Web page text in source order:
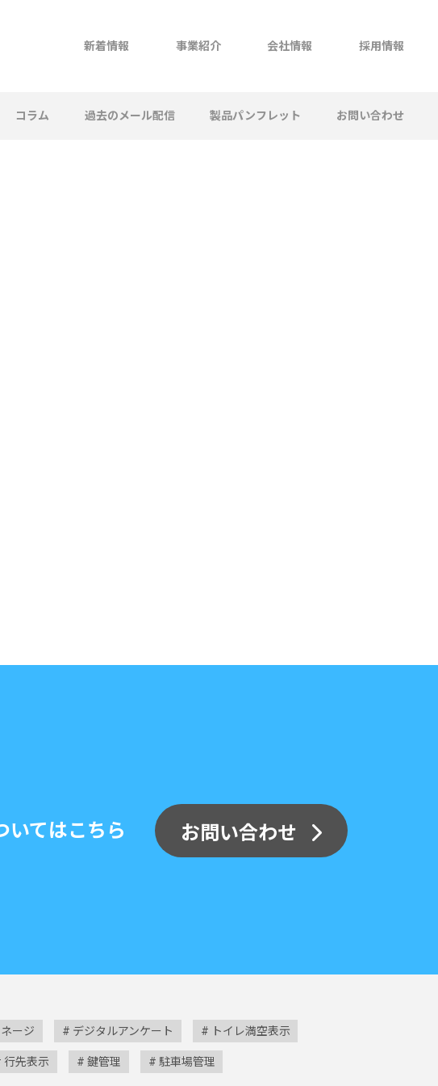
新着情報 事業紹介 会社情報 採用情報
コラム 過去のメール配信 製品パンフレット お問い合わせ
いてはこちら お問い合わせ
ージ デジタルアンケート トイレ満空表示
行先表示 鍵管理 駐車場管理